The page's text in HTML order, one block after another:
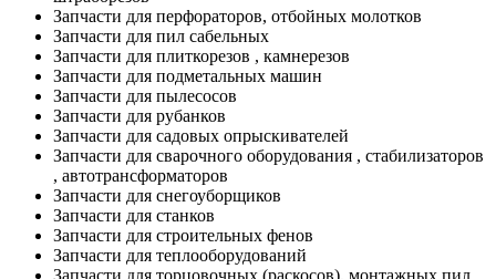
Запчасти для перфораторов, отбойных молотков
Запчасти для пил сабельных
Запчасти для плиткорезов , камнерезов
Запчасти для подметальных машин
Запчасти для пылесосов
Запчасти для рубанков
Запчасти для садовых опрыскивателей
Запчасти для сварочного оборудования , стабилизаторов
, автотрансформаторов
Запчасти для снегоуборщиков
Запчасти для станков
Запчасти для строительных фенов
Запчасти для теплооборудований
Запчасти для торцовочных (раскосов), монтажных пил